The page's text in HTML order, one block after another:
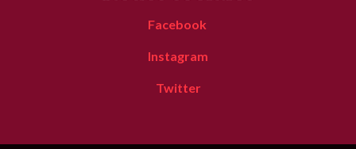
Facebook
Instagram
Twitter